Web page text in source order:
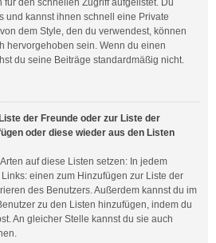
den schnellen Zugriff aufgelistet. Du
und kannst ihnen schnell eine Private
dem Style, den du verwendest, können
hervorgehoben sein. Wenn du einen
du seine Beiträge standardmäßig nicht.
der Freunde oder zur Liste der
oder diese wieder aus den Listen
auf diese Listen setzen: In jedem
einen zum Hinzufügen zur Liste der
des Benutzers. Außerdem kannst du im
zu den Listen hinzufügen, indem du
An gleicher Stelle kannst du sie auch